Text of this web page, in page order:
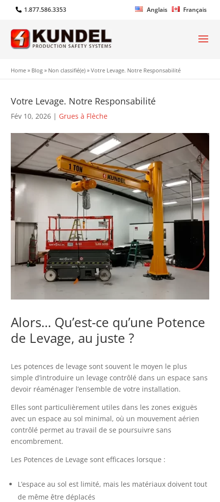
1.877.586.3353 Anglais Français
Home » Blog » Non classifié(e) »Votre Levage. Notre Responsabilité
Votre Levage. Notre Responsabilité
Fév 10, 2026 | Grues à Flèche
Alors… Qu’est-ce qu’une Potence
de Levage, au juste ?
Les potences de levage sont souvent le moyen le plus
simple d’introduire un levage contrôlé dans un espace sans
devoir réaménager l’ensemble de votre installation.
Elles sont particulièrement utiles dans les zones exiguës
avec un espace au sol minimal, où un mouvement aérien
contrôlé permet au travail de se poursuivre sans
encombrement.
Les Potences de Levage sont efficaces lorsque :
L’espace au sol est limité, mais les matériaux doivent tout
de même être déplacés